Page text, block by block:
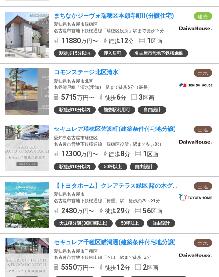
建 売
まちなかジーヴォ瑞穂区本願寺町II(分譲住宅)
愛知県名古屋市瑞穂区
名古屋市営地下鉄桜通線「瑞穂区役所」駅まで徒歩12分
11880万円〜 徒歩12分 1 区画
駅徒歩15分以内 即入居可 名古屋市営地下鉄桜通線
土 地
コモンステージ北区清水
愛知県名古屋市北区
名鉄瀬戸線「清水(愛知)」駅まで徒歩6分（最長）
5715万円〜 徒歩6分 3 区画
駅徒歩10分以内 複数駅利用可 自由設計
土 地
セキュレア瑞穂区佐渡町(建築条件付宅地分譲)
愛知県名古屋市瑞穂区
名古屋市営地下鉄桜通線「瑞穂区役所」駅まで徒歩8分
12300万円〜 徒歩8分 1 区画
駅徒歩10分以内 50坪以上 自由設計
土 地
【トヨタホーム】クレアテラス緑区 諸の木グリーンヴィレッジ
愛知県名古屋市
名古屋市営地下鉄桜通線「徳重」駅 徒歩約29～31分
2480万円〜 徒歩29分 56区画
大規模分譲(30区画以上) 50坪以上 自由設計
土 地
セキュレア千種区猫洞通(建築条件付宅地分譲)
愛知県名古屋市千種区
名古屋市営地下鉄東山線「本山」駅まで徒歩12分
5550万円〜 徒歩12分 2区画